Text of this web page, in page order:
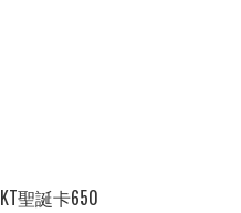
KT聖誕卡650